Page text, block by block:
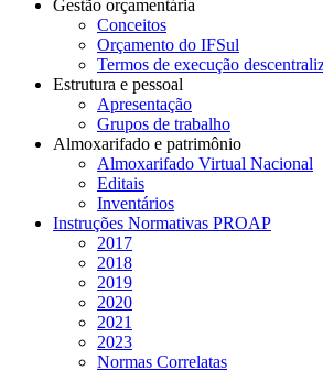
Gestão orçamentária
Conceitos
Orçamento do IFSul
Termos de execução
Estrutura e pessoal
Apresentação
Grupos de trabalho
Almoxarifado e patrimônio
Almoxarifado Virtual Nacional
Editais
Inventários
Instruções Normativas PROAP
2017
2018
2019
2020
2021
2023
Normas Correlatas